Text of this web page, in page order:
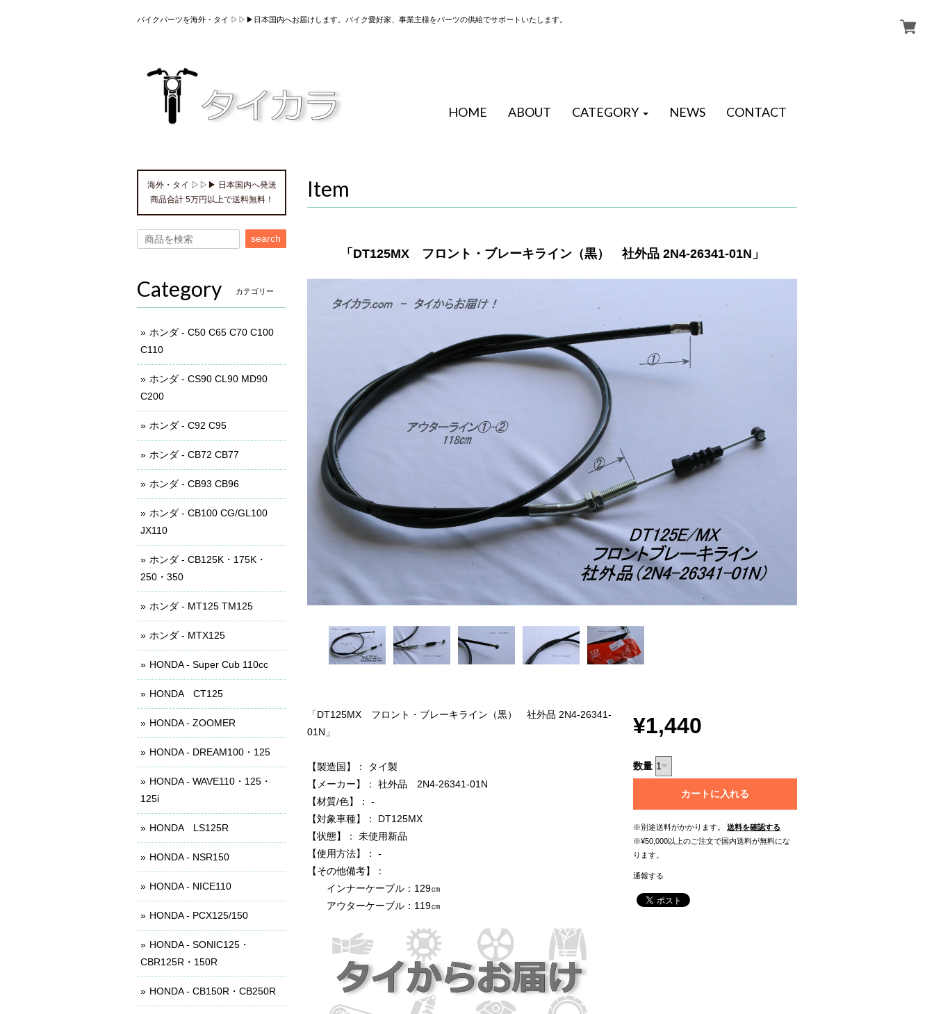
バイクパーツを海外・タイ ▷▷▶日本国内へお届けします。バイク愛好家、事業主様をパーツの供給でサポートいたします。
HOME ABOUT CATEGORY NEWS CONTACT
Item
「DT125MX フロント・ブレーキライン（黒） 社外品 2N4-26341-01N」
「DT125MX フロント・ブレーキライン（黒） 社外品 2N4-26341-
01N」
【製造国】： タイ製
【メーカー】： 社外品 2N4-26341-01N
【材質/色】： -
【対象車種】： DT125MX
【状態】： 未使用新品
【使用方法】： -
【その他備考】：
インナーケーブル：129㎝
アウターケーブル：119㎝
¥1,440
数量
カートに入れる
※別途送料がかかります。
送料を確認する
※¥50,000以上のご注文で国内送料が無料にな
ります。
通報する
海外・タイ ▷▷▶ 日本国内へ発送
商品合計 5万円以上で送料無料！
search
Category カテゴリー
ホンダ - C50 C65 C70 C100
C110
ホンダ - CS90 CL90 MD90
C200
ホンダ - C92 C95
ホンダ - CB72 CB77
ホンダ - CB93 CB96
ホンダ - CB100 CG/GL100
JX110
ホンダ - CB125K・175K・
250・350
ホンダ - MT125 TM125
ホンダ - MTX125
HONDA - Super Cub 110cc
HONDA CT125
HONDA - ZOOMER
HONDA - DREAM100・125
HONDA - WAVE110・125・
125i
HONDA LS125R
HONDA - NSR150
HONDA - NICE110
HONDA - PCX125/150
HONDA - SONIC125・
CBR125R・150R
HONDA - CB150R・CB250R